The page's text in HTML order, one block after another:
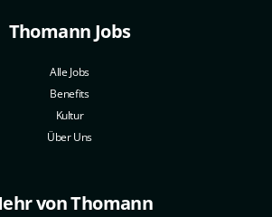
Thomann Jobs
Alle Jobs
Benefits
Kultur
Über Uns
von Thomann